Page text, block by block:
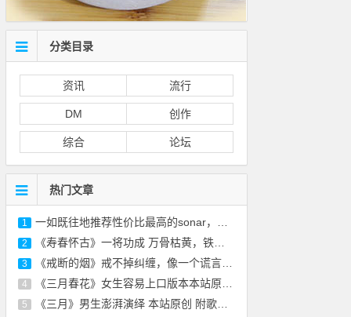
分类目录
资讯 流行
DM 创作
综合 论坛
热门文章
1 一如既往地推荐性价比最高的sonar，免费的正
2 《寿春怀古》一将功成 万骨枯黄，铁衣化尘 风
3 《戒断的烟》戒不掉纠缠，像一个谎言-本站原
4 《三月春花》女生容易上口版本本站原创 附
5 《三月》男生澎湃演绎 本站原创 附歌词音频